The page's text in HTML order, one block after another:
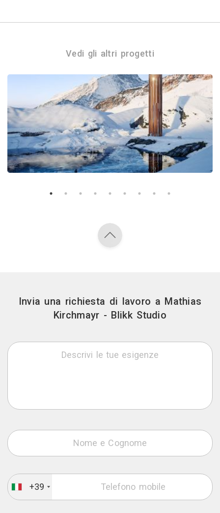
Vedi gli altri progetti
Invia una richiesta di lavoro a Mathias
Kirchmayr - Blikk Studio
+39